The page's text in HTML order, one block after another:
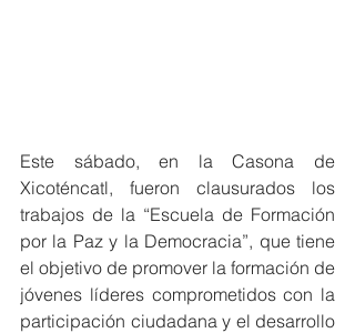
Este sábado, en la Casona de
Xicoténcatl, fueron clausurados los
trabajos de la “Escuela de Formación
por la Paz y la Democracia”, que tiene
el objetivo de promover la formación de
jóvenes líderes comprometidos con la
participación ciudadana y el desarrollo